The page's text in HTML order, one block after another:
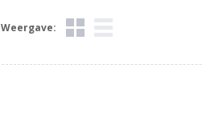
Weergave: